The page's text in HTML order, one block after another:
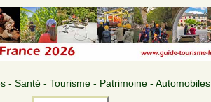
- Santé - Tourisme - Patrimoine - Automobiles